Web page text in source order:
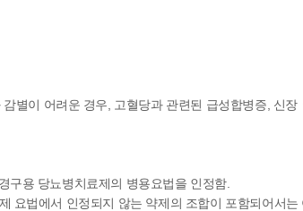
이 어려운 경우, 고혈당과 관련된 급성합병증, 신장
용 당뇨병치료제의 병용요법을 인정함.
법에서 인정되지 않는 약제의 조합이 포함되어서는